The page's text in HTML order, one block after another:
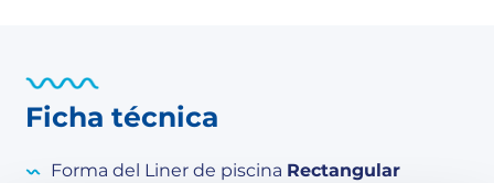
Ficha técnica
Forma del Liner de piscina Rectangular